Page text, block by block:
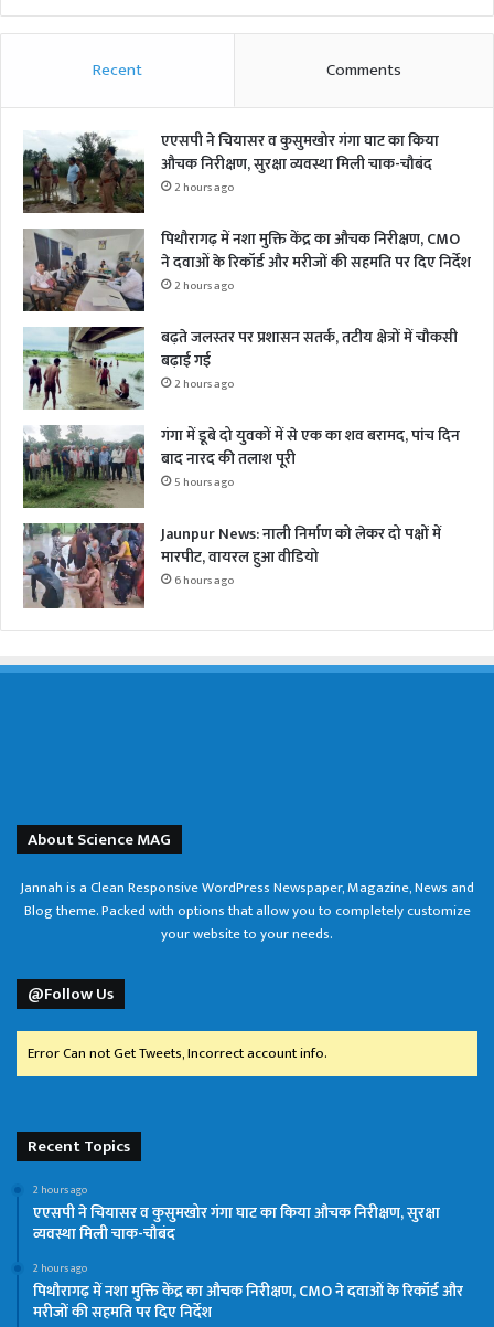
Recent Comments
एएसपी ने चियासर व कुसुमखोर गंगा घाट का किया
औचक निरीक्षण, सुरक्षा व्यवस्था मिली चाक-चौबंद
2 hours ago
पिथौरागढ़ में नशा मुक्ति केंद्र का औचक निरीक्षण, CMO
ने दवाओं के रिकॉर्ड और मरीजों की सहमति पर दिए निर्देश
2 hours ago
बढ़ते जलस्तर पर प्रशासन सतर्क, तटीय क्षेत्रों में चौकसी
बढ़ाई गई
2 hours ago
गंगा में डूबे दो युवकों में से एक का शव बरामद, पांच दिन
बाद नारद की तलाश पूरी
5 hours ago
Jaunpur News: नाली निर्माण को लेकर दो पक्षों में
मारपीट, वायरल हुआ वीडियो
6 hours ago
About Science MAG
Jannah is a Clean Responsive WordPress Newspaper, Magazine, News and
Blog theme. Packed with options that allow you to completely customize
your website to your needs.
@Follow Us
Error Can not Get Tweets, Incorrect account info.
Recent Topics
2 hours ago
एएसपी ने चियासर व कुसुमखोर गंगा घाट का किया औचक निरीक्षण, सुरक्षा
व्यवस्था मिली चाक-चौबंद
2 hours ago
पिथौरागढ़ में नशा मुक्ति केंद्र का औचक निरीक्षण, CMO ने दवाओं के रिकॉर्ड और
मरीजों की सहमति पर दिए निर्देश